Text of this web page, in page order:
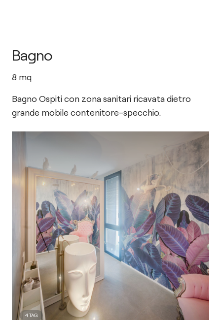
Bagno
8 mq
Bagno Ospiti con zona sanitari ricavata dietro
grande mobile contenitore-specchio.
4TAG